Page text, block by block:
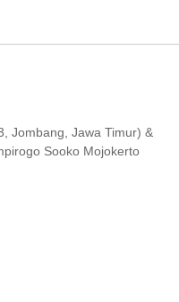
Jombang, Jawa Timur) &
Sooko Mojokerto